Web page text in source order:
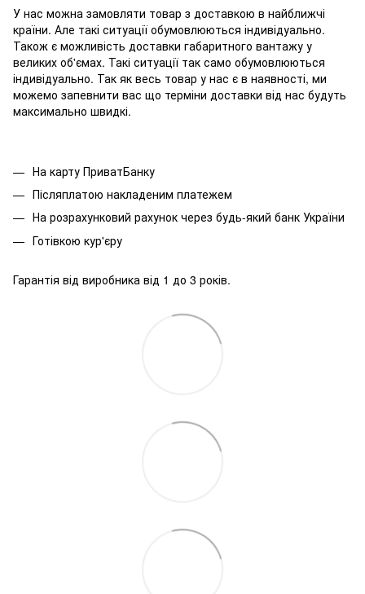
У нас можна замовляти товар з доставкою в найближчі
країни. Але такі ситуації обумовлюються індивідуально.
Також є можливість доставки габаритного вантажу у
великих об'ємах. Такі ситуації так само обумовлюються
індивідуально. Так як весь товар у нас є в наявності, ми
можемо запевнити вас що терміни доставки від нас будуть
максимально швидкі.
На карту ПриватБанку
Післяплатою накладеним платежем
На розрахунковий рахунок через будь-який банк України
Готівкою кур'єру
Гарантія від виробника від 1 до 3 років.